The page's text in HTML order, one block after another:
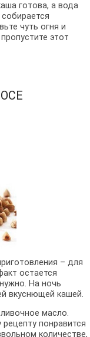
готова, а вода
чуть огня и
этот
– для
остается
На ночь
вкуснющей кашей.
масло.
понравится
количестве,